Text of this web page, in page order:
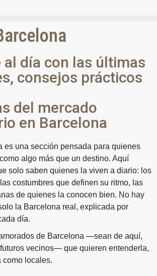
al día con las últimas
consejos prácticos
del mercado
en Barcelona
es una sección pensada para quienes
algo más que un destino. Aquí
solo saben quienes la viven a diario: los
costumbres que definen su ritmo, las
de quienes la conocen bien. No hay
la Barcelona real, explicada por
día.
de Barcelona —sean de aquí,
vecinos— que quieren entenderla,
como locales.